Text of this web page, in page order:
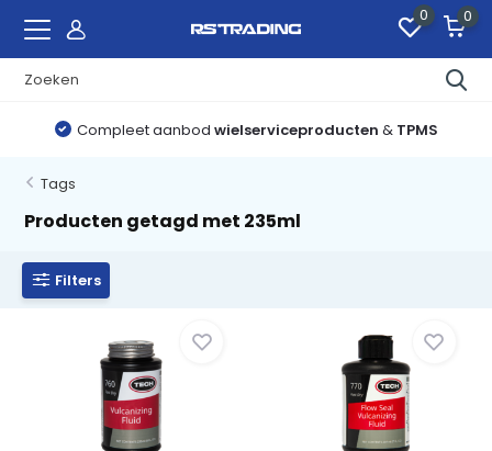
0 0
Compleet aanbod wielserviceproducten & TPMS
Tags
Producten getagd met 235ml
Filters